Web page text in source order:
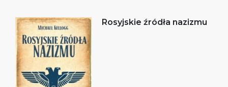
Rosyjskie źródła nazizmu